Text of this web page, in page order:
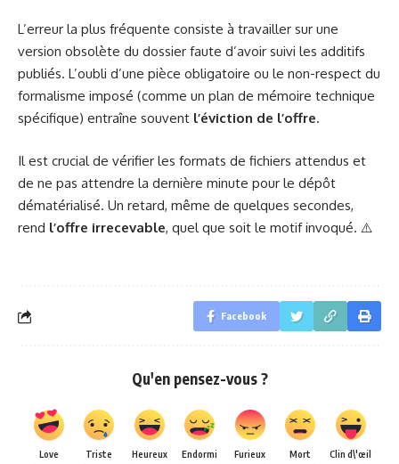
L’erreur la plus fréquente consiste à travailler sur une
version obsolète du dossier faute d’avoir suivi les additifs
publiés. L’oubli d’une pièce obligatoire ou le non-respect du
formalisme imposé (comme un plan de mémoire technique
spécifique) entraîne souvent l’éviction de l’offre.
Il est crucial de vérifier les formats de fichiers attendus et
de ne pas attendre la dernière minute pour le dépôt
dématérialisé. Un retard, même de quelques secondes,
rend l’offre irrecevable, quel que soit le motif invoqué. ⚠️
Facebook
Qu'en pensez-vous ?
Love Triste Heureux Endormi Furieux Mort Clin d\'œil